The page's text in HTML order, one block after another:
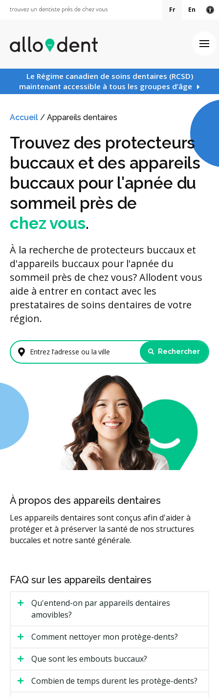
Fr En
Le Régime canadien de soins dentaires (RCSD)
maintenant accessible à tous les groupes d’âge
Accueil / Appareils dentaires
Trouvez des protecteurs
buccaux et des appareils
buccaux pour l'apnée du
sommeil près de
chez vous.
À la recherche de protecteurs buccaux et
d'appareils buccaux pour l'apnée du
sommeil près de chez vous? Allodent vous
aide à entrer en contact avec les
prestataires de soins dentaires de votre
région.
Entrez l'adresse ou la ville Rechercher
À propos des appareils dentaires
Les appareils dentaires sont conçus afin d'aider à
protéger et à préserver la santé de nos structures
buccales et notre santé générale.
FAQ sur les appareils dentaires
Qu'entend-on par appareils dentaires
amovibles?
Comment nettoyer mon protège-dents?
Que sont les embouts buccaux?
Combien de temps durent les protège-dents?